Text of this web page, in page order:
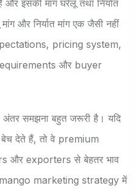
इसकी मांग घरेलू तथा निर्यात
और निर्यात मांग एक जैसी नहीं
pricing system,
और buyer
समझना बहुत जरूरी है। यदि
देते हैं, तो वे premium
और exporters से बेहतर भाव
marketing strategy में